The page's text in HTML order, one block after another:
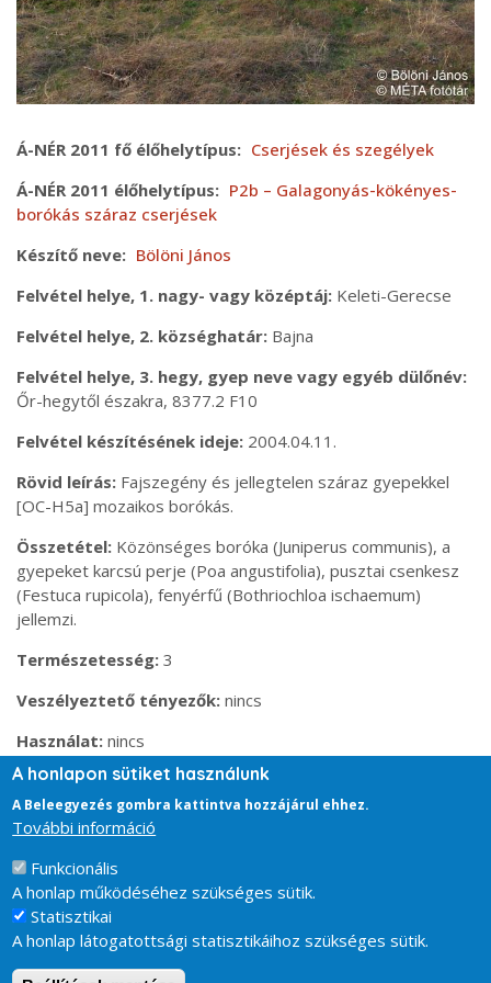
Á-NÉR 2011 fő élőhelytípus
Cserjések és szegélyek
Á-NÉR 2011 élőhelytípus
P2b – Galagonyás-kökényes-
borókás száraz cserjések
Készítő neve
Bölöni János
Felvétel helye, 1. nagy- vagy középtáj Keleti-Gerecse
Felvétel helye, 2. községhatár Bajna
Felvétel helye, 3. hegy, gyep neve vagy egyéb dülőnév
Őr-hegytől északra, 8377.2 F10
Felvétel készítésének ideje 2004.04.11.
Rövid leírás Fajszegény és jellegtelen száraz gyepekkel
[OC-H5a] mozaikos borókás.
Összetétel Közönséges boróka (Juniperus communis), a
gyepeket karcsú perje (Poa angustifolia), pusztai csenkesz
(Festuca rupicola), fenyérfű (Bothriochloa ischaemum)
jellemzi.
Természetesség 3
Veszélyeztető tényezők nincs
Használat nincs
A honlapon sütiket használunk
A Beleegyezés gombra kattintva hozzájárul ehhez.
További információ
Funkcionális
A honlap működéséhez szükséges sütik.
Statisztikai
A honlap látogatottsági statisztikáihoz szükséges sütik.